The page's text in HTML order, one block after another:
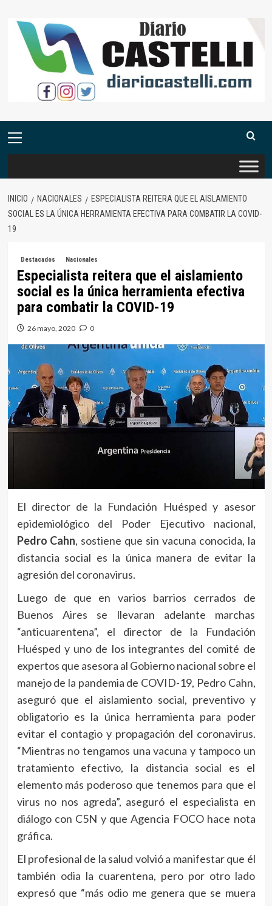
contenido
Menú
INICIO NACIONALES
ESPECIALISTA REITERA QUE EL AISLAMIENTO
SOCIAL ES LA ÚNICA HERRAMIENTA EFECTIVA PARA COMBATIR LA COVID-
19
Destacados Nacionales
Especialista reitera que el aislamiento
social es la única herramienta efectiva
para combatir la COVID-19
26 mayo, 2020 0
El director de la Fundación Huésped y asesor
epidemiológico del Poder Ejecutivo nacional,
Pedro Cahn, sostiene que sin vacuna conocida, la
distancia social es la única manera de evitar la
agresión del coronavirus.
Luego de que en varios barrios cerrados de
Buenos Aires se llevaran adelante marchas
“anticuarentena”, el director de la Fundación
Huésped y uno de los integrantes del comité de
expertos que asesora al Gobierno nacional sobre el
manejo de la pandemia de COVID-19, Pedro Cahn,
aseguró que el aislamiento social, preventivo y
obligatorio es la única herramienta para poder
evitar el contagio y propagación del coronavirus.
“Mientras no tengamos una vacuna y tampoco un
tratamiento efectivo, la distancia social es el
elemento más poderoso que tenemos para que el
virus no nos agreda”, aseguró el especialista en
diálogo con C5N y que Agencia FOCO hace nota
gráfica.
El profesional de la salud volvió a manifestar que él
también odia la cuarentena, pero por otro lado
expresó que “más odio me genera que se muera